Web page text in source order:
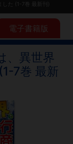
た (1-7巻 最新刊)
電子書籍版
、異世界
7巻 最新